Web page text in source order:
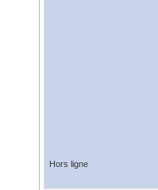
Hors ligne